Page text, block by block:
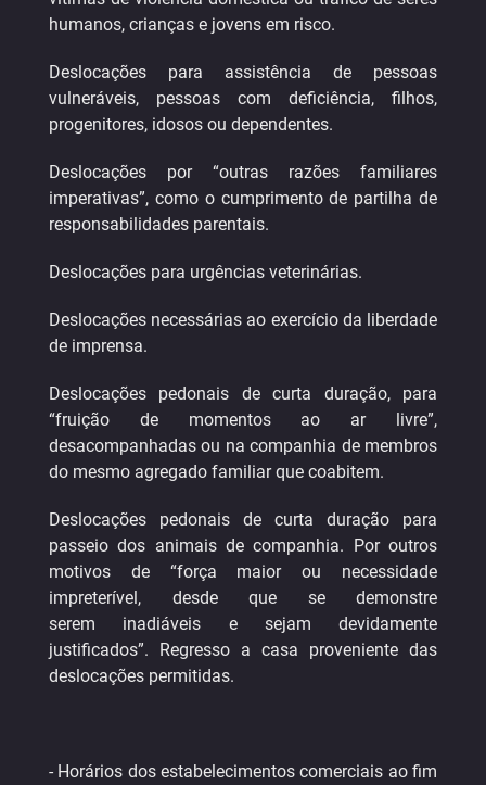
humanos, crianças e jovens em risco.
Deslocações para assistência de pessoas
vulneráveis, pessoas com deficiência, filhos,
progenitores, idosos ou dependentes.
Deslocações por “outras razões familiares
imperativas”, como o cumprimento de partilha de
responsabilidades parentais.
Deslocações para urgências veterinárias.
Deslocações necessárias ao exercício da liberdade
de imprensa.
Deslocações pedonais de curta duração, para
“fruição de momentos ao ar livre”,
desacompanhadas ou na companhia de membros
do mesmo agregado familiar que coabitem.
Deslocações pedonais de curta duração para
passeio dos animais de companhia. Por outros
motivos de “força maior ou necessidade
impreterível, desde que se demonstre
serem inadiáveis e sejam devidamente
justificados”. Regresso a casa proveniente das
deslocações permitidas.
- Horários dos estabelecimentos comerciais ao fim